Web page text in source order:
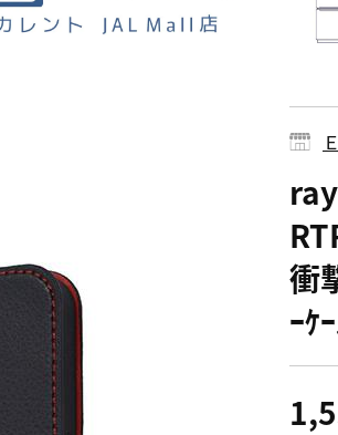
衝
ｰｹ